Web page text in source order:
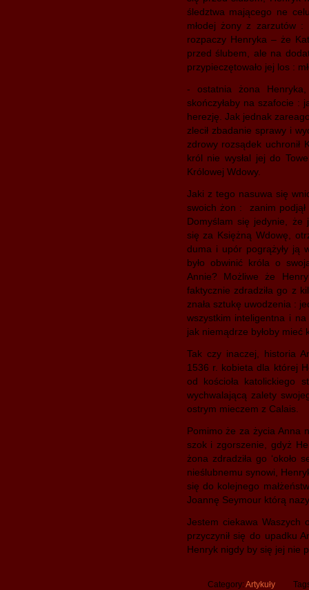
śledztwa mającego ne
młodej żony z zarzutów
rozpaczy Henryka – że
przed ślubem, ale na
przypieczętowało jej los :
- ostatnia żona
skończyłaby na szafocie :
herezję. Jak jednak
zlecił zbadanie sprawy i
zdrowy rozsądek uchronił
król nie wysłal jej do
Królowej Wdowy.
Jaki z tego nasuwa się
swoich żon : zanim podjął
Domyślam się jedynie, że
się za Księżną Wdowę,
duma i upór pogrążyły ją
było obwinić króla o
Annie? Możliwe że
faktycznie zdradziła go z
znała sztukę uwodzenia :
wszystkim inteligentna i
jak niemądrze byłoby mieć
Tak czy inaczej, historia
1536 r. kobieta dla której
od kościoła katolickiego
wychwalającą zalety
ostrym mieczem z Calais.
Pomimo że za życia Anna
szok i zgorszenie, gdyż
żona zdradziła go ‘około
nieślubnemu synowi,
się do kolejnego
Joannę Seymour którą
Jestem ciekawa Waszych
przyczynił się do upadku
Henryk nigdy by się jej nie
Category: Artykuły